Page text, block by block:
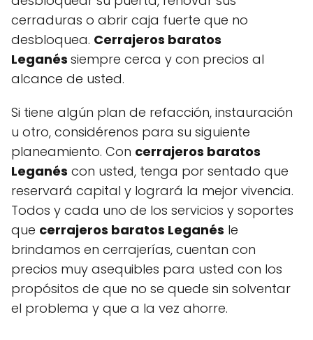
cerraduras o abrir caja fuerte que no
desbloquea. Cerrajeros baratos
Leganés siempre cerca y con precios al
alcance de usted.
Si tiene algún plan de refacción, instauración
u otro, considérenos para su siguiente
planeamiento. Con cerrajeros baratos
Leganés con usted, tenga por sentado que
reservará capital y logrará la mejor vivencia.
Todos y cada uno de los servicios y soportes
que cerrajeros baratos Leganés le
brindamos en cerrajerías, cuentan con
precios muy asequibles para usted con los
propósitos de que no se quede sin solventar
el problema y que a la vez ahorre.